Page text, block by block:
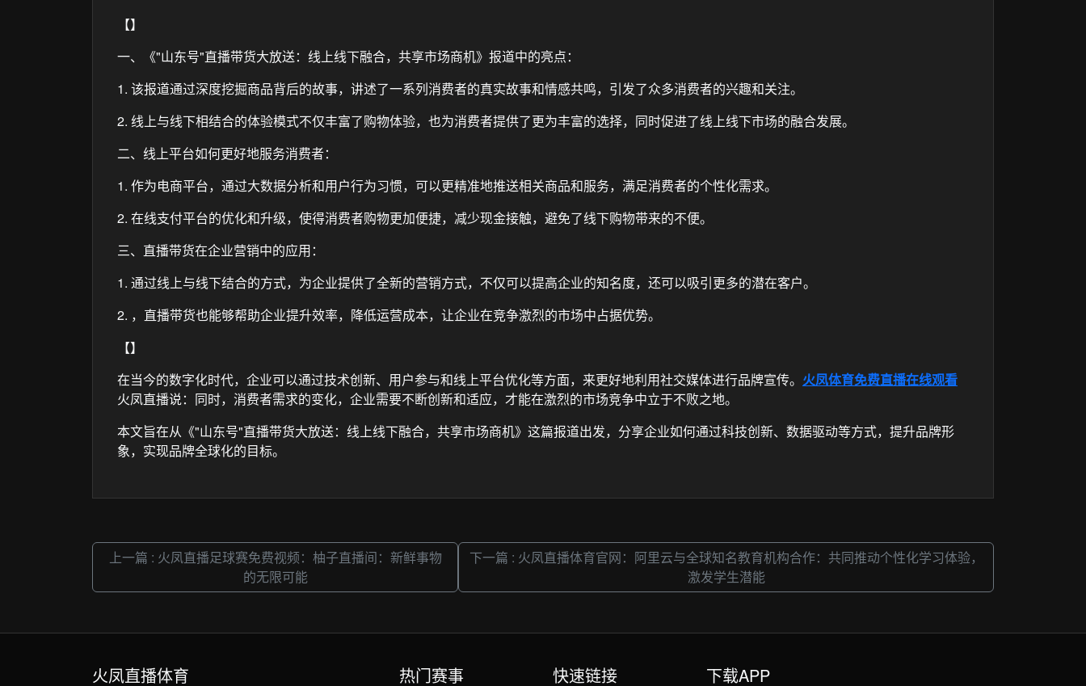
【】
一、《"山东号"直播带货大放送：线上线下融合，共享市场商机》报道中的亮点：
1. 该报道通过深度挖掘商品背后的故事，讲述了一系列消费者的真实故事和情感共鸣，引发了众多消费者的兴趣和关注。
2. 线上与线下相结合的体验模式不仅丰富了购物体验，也为消费者提供了更为丰富的选择，同时促进了线上线下市场的融合发展。
二、线上平台如何更好地服务消费者：
1. 作为电商平台，通过大数据分析和用户行为习惯，可以更精准地推送相关商品和服务，满足消费者的个性化需求。
2. 在线支付平台的优化和升级，使得消费者购物更加便捷，减少现金接触，避免了线下购物带来的不便。
三、直播带货在企业营销中的应用：
1. 通过线上与线下结合的方式，为企业提供了全新的营销方式，不仅可以提高企业的知名度，还可以吸引更多的潜在客户。
2. ，直播带货也能够帮助企业提升效率，降低运营成本，让企业在竞争激烈的市场中占据优势。
【】
在当今的数字化时代，企业可以通过技术创新、用户参与和线上平台优化等方面，来更好地利用社交媒体进行品牌宣传。 火凤体育免费直播在线观看
火凤直播说：同时，消费者需求的变化，企业需要不断创新和适应，才能在激烈的市场竞争中立于不败之地。
本文旨在从《"山东号"直播带货大放送：线上线下融合，共享市场商机》这篇报道出发，分享企业如何通过科技创新、数据驱动等方式，提升品牌形
象，实现品牌全球化的目标。
上一篇 : 火凤直播足球赛免费视频：柚子直播间：新鲜事物
的无限可能
下一篇 : 火凤直播体育官网：阿里云与全球知名教育机构合作：共同推动个性化学习体验，
激发学生潜能
火凤直播体育 热门赛事 快速链接 下载APP